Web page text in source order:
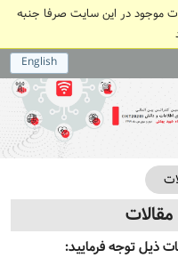
موجود در این سایت صرفا جنبه
English
ذیل توجه فرمایید: